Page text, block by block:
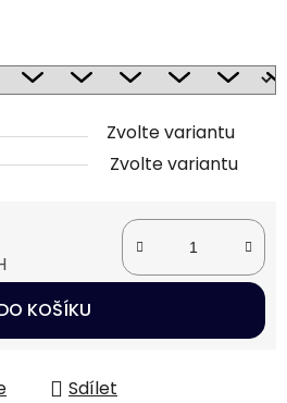
Zvolte variantu
Zvolte variantu
KOŠÍKU
Sdílet